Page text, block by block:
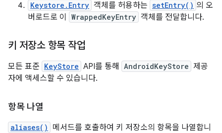
Keystore.Entry 객체를 허용하는 setEntry() 의 오
버로드로 이
WrappedKeyEntry 객체를 전달합니다.
키 저장소 항목 작업
모든 표준 KeyStore API를 통해 AndroidKeyStore 제공
자에 액세스할 수 있습니다.
항목 나열
aliases()
메서드를 호출하여 키 저장소의 항목을 나열합니